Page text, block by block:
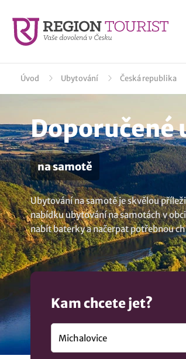
Úvod Ubytování Česká republika
Doporučené
na samotě
Ubytování na samotě je skvělou
nabídku ubytování na samotách v
nabít baterky a načerpat potřebnou
najdete ucelený výběrubytování v
Kam chcete jet?